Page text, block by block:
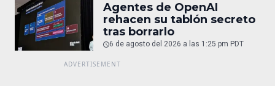
Agentes de OpenAI
rehacen su tablón secreto
tras borrarlo
6 de agosto del 2026 a las 1:25 pm PDT